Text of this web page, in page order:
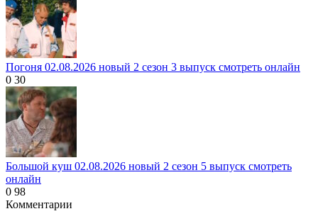
Погоня 02.08.2026 новый 2 сезон 3 выпуск смотреть онлайн
0 30
Большой куш 02.08.2026 новый 2 сезон 5 выпуск смотреть
онлайн
0 98
Комментарии